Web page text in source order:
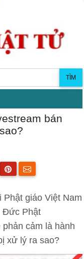
TÌM
bán
giáo Việt Nam
Đức Phật
cảm là hành
xử lý ra sao?